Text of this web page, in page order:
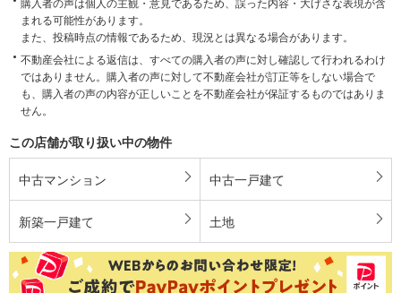
まれる可能性があります。
また、投稿時点の情報であるため、現況とは異なる場合があります。
不動産会社による返信は、すべての購入者の声に対し確認して行われるわけ
ではありません。購入者の声に対して不動産会社が訂正等をしない場合で
も、購入者の声の内容が正しいことを不動産会社が保証するものではありま
せん。
この店舗が取り扱い中の物件
中古マンション 中古一戸建て
新築一戸建て 土地